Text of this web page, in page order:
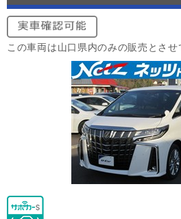
この車両は山口県内のみの販売とさせ